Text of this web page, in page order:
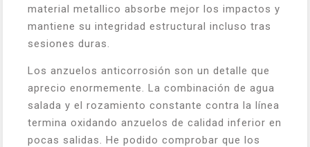
material metallico absorbe mejor los impactos y
mantiene su integridad estructural incluso tras
sesiones duras.
Los anzuelos anticorrosión son un detalle que
aprecio enormemente. La combinación de agua
salada y el rozamiento constante contra la línea
termina oxidando anzuelos de calidad inferior en
pocas salidas. He podido comprobar que los